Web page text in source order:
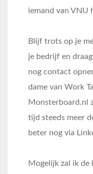
iemand van VNU
Blijf trots op je
je bedrijf en
nog contact
dame van Work
Monsterboard.nl
tijd steeds meer
beter nog via
Mogelijk zal ik de